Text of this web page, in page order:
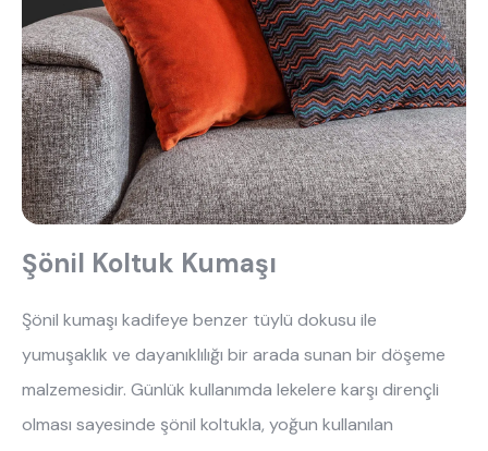
Şönil Koltuk Kumaşı
Şönil kumaşı kadifeye benzer tüylü dokusu ile
yumuşaklık ve dayanıklılığı bir arada sunan bir döşeme
malzemesidir. Günlük kullanımda lekelere karşı dirençli
olması sayesinde şönil koltukla, yoğun kullanılan